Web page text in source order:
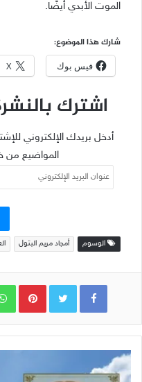
الموت الأبدي أيضًا.
شارك هذا الموضوع:
فيس بوك X
اشترك
أدخل بريدك الإلكتروني
المواضيع من
عنوان
البريد
الوسوم أمجاد مريم البتول